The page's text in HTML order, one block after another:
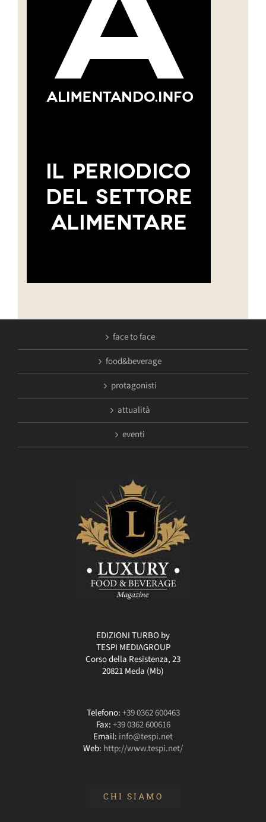
face to face
food&beverage
protagonisti
attualità
eventi
EDIZIONI TURBO by
TESPI MEDIAGROUP
Corso della Resistenza, 23
20821 Meda (Mb)
Telefono:+39 0362 600463
Fax:+39 0362 600616
Email: info@tespi.net
Web: http://www.tespi.net/
CHI SIAMO